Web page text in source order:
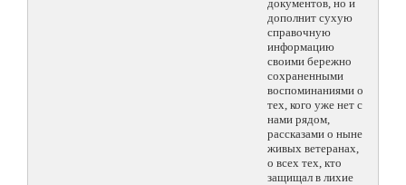
документов, но и
дополнит сухую
справочную
информацию
своими бережно
сохраненными
воспоминаниями о
тех, кого уже нет с
нами рядом,
рассказами о ныне
живых ветеранах,
о всех тех, кто
защищал в лихие